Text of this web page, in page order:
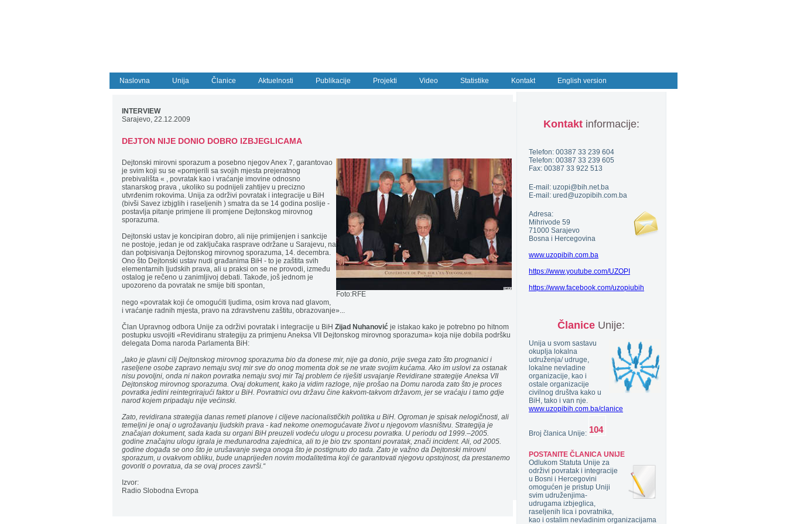
Naslovna Unija Članice Aktuelnosti Publikacije Projekti Video Statistike Kontakt English version
INTERVIEW
Sarajevo, 22.12.2009
DEJTON NIJE DONIO DOBRO IZBJEGLICAMA
Dejtonski mirovni sporazum a posebno njegov Anex 7, garantovao
je svim koji su se «pomjerili sa svojih mjesta prejeratnog
prebivališta « , povratak kao i vraćanje imovine odnosno
stanarskog prava , ukoliko su podnijeli zahtijev u precizno
utvrđenim rokovima. Unija za održivi povratak i integracije u BiH
(bivši Savez izbjglih i raseljenih ) smatra da se 14 godina poslije -
postavlja pitanje primjene ili promjene Dejtonskog mirovnog
sporazuma.
Dejtonski ustav je koncipiran dobro, ali nije primijenjen i sankcije
ne postoje, jedan je od zaključaka rasprave održane u Sarajevu, na
dan potpisivanja Dejtonskog mirovnog sporazuma, 14. decembra.
Ono što Dejtonski ustav nudi građanima BiH - to je zaštita svih
elementarnih ljudskih prava, ali u praksi on se ne provodi, između
ostalog je rečeno u zanimljivoj debati. Takođe, još jednom je
upozoreno da povratak ne smije biti spontan,
Foto:RFE
nego «povratak koji će omogućiti ljudima, osim krova nad glavom,
i vraćanje radnih mjesta, pravo na zdravstvenu zaštitu, obrazovanje»...
Član Upravnog odbora Unije za održivi povratak i integracije u BiH Zijad Nuhanović je istakao kako je potrebno po hitnom
postupku usvojiti «Revidiranu strategiju za primjenu Aneksa VII Dejtonskog mirovnog sporazuma» koja nije dobila podršku
delegata Doma naroda Parlamenta BiH:
„Iako je glavni cilj Dejtonskog mirovnog sporazuma bio da donese mir, nije ga donio, prije svega zato što prognanici i
raseljene osobe zapravo nemaju svoj mir sve do onog momenta dok se ne vrate svojim kućama. Ako im uslovi za ostanak
nisu povoljni, onda ni nakon povratka nemaju svoj mir Taj problem će riješiti usvajanje Revidirane strategije Aneksa VII
Dejtonskog mirovnog sporazuma. Ovaj dokument, kako ja vidim razloge, nije prošao na Domu naroda zato što je proces
povratka jedini reintegrirajući faktor u BiH. Povratnici ovu državu čine kakvom-takvom državom, jer se vraćaju i tamo gdje
narod kojem pripadaju nije većinski.
Zato, revidirana strategija danas remeti planove i ciljeve nacionalističkih politika u BiH. Ogroman je spisak nelogičnosti, ali
temeljni je onaj o ugrožavanju ljudskih prava - kad nekome onemogućavate život u njegovom vlasništvu. Strategija je
značajan dokument, sada kada su organi BiH preuzeli vodeću ulogu u procesu povratka. U periodu od 1999.–2005.
godine značajnu ulogu igrala je međunarodna zajednica, ali to je bio tzv. spontani povratak, znači incident. Ali, od 2005.
godine događa se ono što je urušavanje svega onoga što je postignuto do tada. Zato je važno da Dejtonski mirovni
sporazum, u ovakvom obliku, bude unaprijeđen novim modalitetima koji će garantovati njegovu opstojnost, da prestanemo
govoriti o povratua, da se ovaj proces završi.“
Izvor:
Radio Slobodna Evropa
Kontaktinformacije:
Telefon: 00387 33 239 604
Telefon: 00387 33 239 605
Fax: 00387 33 922 513
E-mail: uzopi@bih.net.ba
E-mail: ured@uzopibih.com.ba
Adresa:
Mihrivode 59
71000 Sarajevo
Bosna i Hercegovina
www.uzopibih.com.ba
https://www.youtube.com/UZOPI
https://www.facebook.com/uzopiubih
Članice Unije:
Unija u svom sastavu
okuplja lokalna
udruženja/ udruge,
lokalne nevladine
organizacije, kao i
ostale organizacije
civilnog društva kako u
BiH, tako i van nje.
www.uzopibih.com.ba/clanice
Broj članica Unije:
POSTANITE ČLANICA UNIJE
Odlukom Statuta Unije za
održivi povratak i integracije
u Bosni i Hercegovini
omogućen je pristup Uniji
svim udruženjima-
udrugama izbjeglica,
raseljenih lica i povratnika,
kao i ostalim nevladinim organizacijama